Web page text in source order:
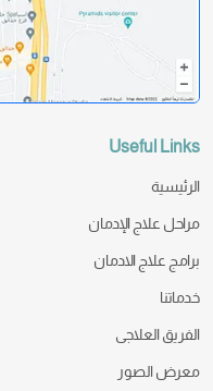
Useful Links
الرئيسية
مراحل علاج الإدمان
برامج علاج الادمان
خدماتنا
الفريق العلاجى
معرض الصور